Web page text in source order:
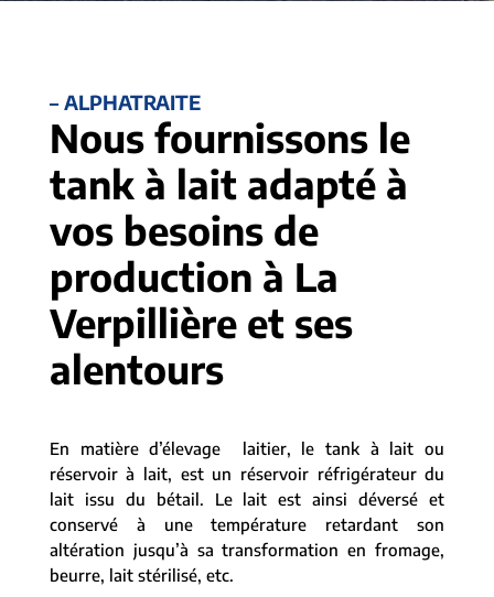
– ALPHATRAITE
Nous fournissons le
tank à lait adapté à
vos besoins de
production à La
Verpillière et ses
alentours
En matière d’élevage laitier, le tank à lait ou
réservoir à lait, est un réservoir réfrigérateur du
lait issu du bétail. Le lait est ainsi déversé et
conservé à une température retardant son
altération jusqu’à sa transformation en fromage,
beurre, lait stérilisé, etc.